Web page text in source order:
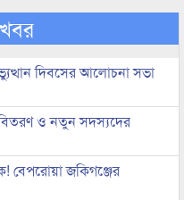
দিবসের আলোচনা সভা
বিতরণ ও নতুন সদস্যদের
বেপরোয়া জকিগঞ্জের